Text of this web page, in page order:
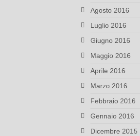
Agosto 2016
Luglio 2016
Giugno 2016
Maggio 2016
Aprile 2016
Marzo 2016
Febbraio 2016
Gennaio 2016
Dicembre 2015